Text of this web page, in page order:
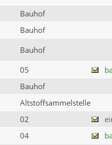
Bauhof
Bauhof
Bauhof
05
Bauhof
Altstoffsammelstelle
02
04